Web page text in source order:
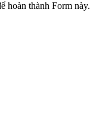
hoàn thành Form này.